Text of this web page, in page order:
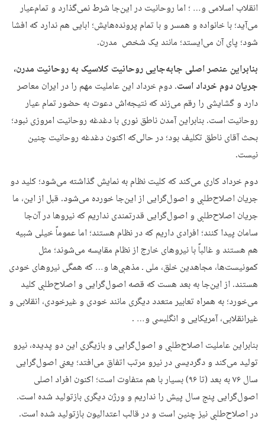
انقلاب اسلامی و… ؛ اما روحانیت در این‌جا شرط نمی‌گذارد و تمام‌عیار
می‌آید؛ با خانواده و همسر و با تمام پرونده‌هایش؛ ابایی هم ندارد که افشا
شود؛ پای آن می‌ایستد؛ مانند یک شخص مدرن.
بنابراین عنصر اصلی جابه‌جایی روحانیت کلاسیک به روحانیت مدرن،
جریان دوم خرداد است. دوم خرداد این عاملیت مهم را در ایران معاصر
دارد و گشایشی را رقم می‌زند که نتیجه‌اش دعوت به حضور تمام عیار
روحانیت است. بنابراین آمدن ناطق نوری با دغدغه روحانیت امروزی نبود؛
بحث آقای ناطق تکلیف بود؛ در حالی‌که اکنون دغدغه روحانیت چنین
نیست.
دوم خرداد کاری می‌کند که کلیت نظام به نمایش گذاشته می‌شود؛ کلید دو
جریان اصلاح‌طلبی و اصول‌گرایی از این‌جا خورده می‌شود. قبل از این، ما
جریان اصلاح‌طلبی و اصول‌گرایی قدرتمندی نداریم که نیروها در آن‌جا
سامان پیدا کنند؛ افرادی داریم که در نظام هستند؛ اما عموماً خیلی شبیه
هم هستند و غالباً با نیروهای خارج از نظام مقایسه می‌شوند؛ مثل
کمونیست‌ها، مجاهدین خلق، ملی‌ ـ مذهبی‌ها و… که همگی نیروهای خودی
هستند. از این‌جا به بعد هست که قصه اصول‌گرایی و اصلاح‌طلبی کلید
می‌خورد؛ به همراه تعابیر متعدد دیگری مانند خودی و غیرخودی، انقلابی و
غیرانقلابی، آمریکایی و انگلیسی و… .
بنابراین عاملیت اصلاح‌طلبی و اصول‌گرایی و بازیگری این دو پدیده، نیرو
تولید می‌کند و دگردیسی در نیرو مرتب اتفاق می‌افتد؛ یعنی اصول‌گرایی
سال ۷۶ به بعد (تا ۹۶) بسیار با هم متفاوت است؛ اکنون افراد اصلی
اصول‌گرایی پنج سال پیش را نداریم و ورژن دیگری بازتولید شده است.
در اصلاح‌طلبی نیز چنین است و در قالب اعتدالیون بازتولید شده است.